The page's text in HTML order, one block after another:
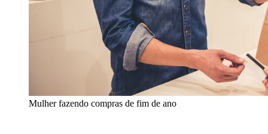
Mulher fazendo compras de fim de ano